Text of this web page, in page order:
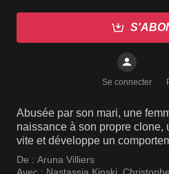
Se connecter
Abusée par son mari, une
naissance à son propre clone,
vite et développe un
De : Aruna Villiers